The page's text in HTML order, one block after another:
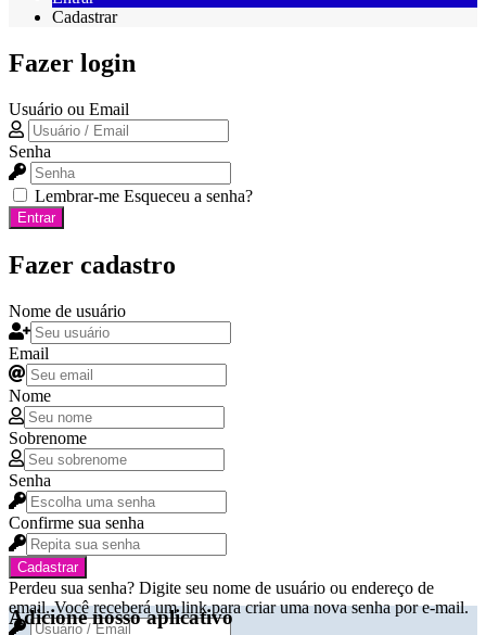
Cadastrar
Fazer login
Usuário ou Email
Senha
Lembrar-me Esqueceu a senha?
Entrar
Fazer cadastro
Nome de usuário
Email
Nome
Sobrenome
Senha
Confirme sua senha
Cadastrar
Perdeu sua senha? Digite seu nome de usuário ou endereço de
email. Você receberá um link para criar uma nova senha por e-mail.
Adicione nosso aplicativo